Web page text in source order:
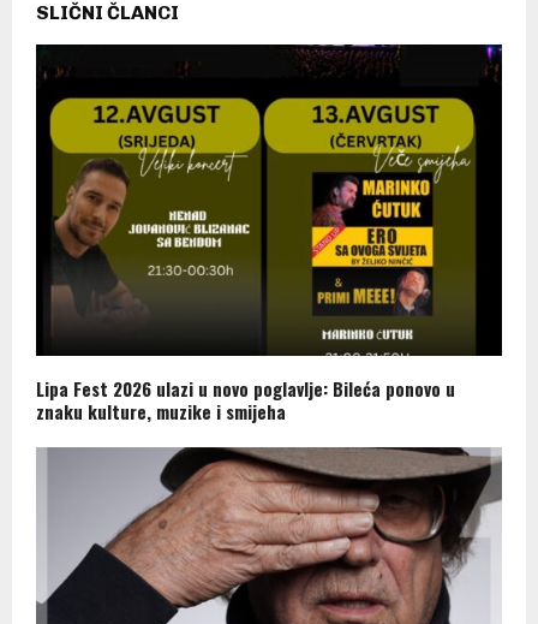
SLIČNI ČLANCI
Lipa Fest 2026 ulazi u novo poglavlje: Bileća ponovo u
znaku kulture, muzike i smijeha